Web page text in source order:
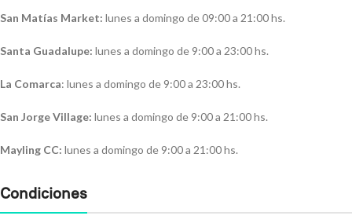
San Matías Market: lunes a domingo de 09:00 a 21:00 hs.
Santa Guadalupe: lunes a domingo de 9:00 a 23:00 hs.
La Comarca: lunes a domingo de 9:00 a 23:00 hs.
San Jorge Village: lunes a domingo de 9:00 a 21:00 hs.
Mayling CC: lunes a domingo de 9:00 a 21:00 hs.
Condiciones